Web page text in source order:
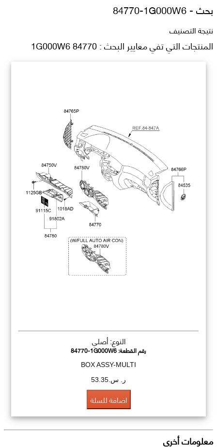
بحث -84770-1G000W6
نتيجة التصنيف
المنتجات التي تفي معايير البحث : 84770 1G000W6
النوع: أصلي
رقم القطعة:84770-1G000W6
BOX ASSY-MULTI
ر. س.53.35
اضافة للسلة
معلومات أخرى